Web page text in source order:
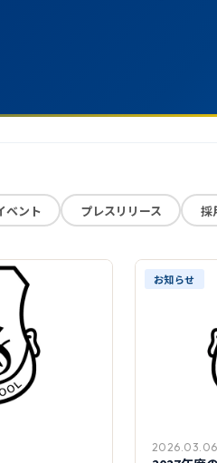
ベント プレスリリース 採
お知らせ
2026.03.06